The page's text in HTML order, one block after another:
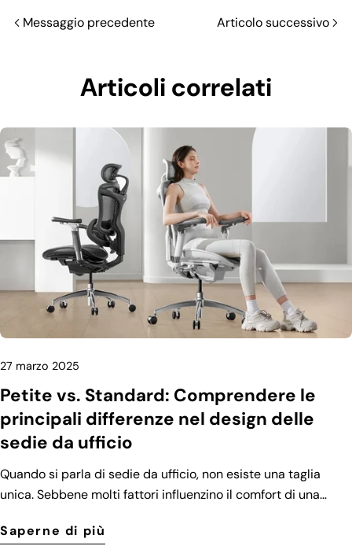
Messaggio precedente Articolo successivo
Articoli correlati
27 marzo 2025
Petite vs. Standard: Comprendere le
principali differenze nel design delle
sedie da ufficio
Quando si parla di sedie da ufficio, non esiste una taglia
unica. Sebbene molti fattori influenzino il comfort di una
questo motivo, i produttori hanno progettato diversi tipi di
Saperne di più